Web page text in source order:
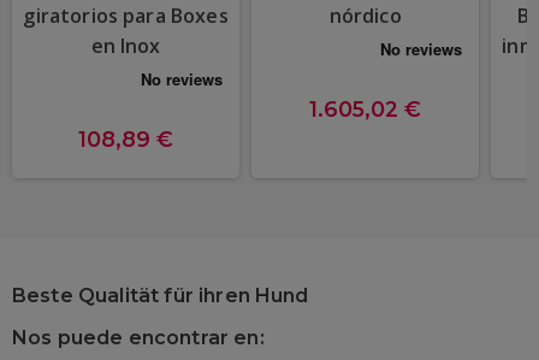
giratorios para Boxes
en Inox
108,89 €
nórdico
1.605,02 €
Beste Qualität für ihren Hund
Nos puede encontrar en: